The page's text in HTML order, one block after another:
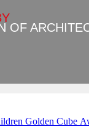
OF
Golden Cube